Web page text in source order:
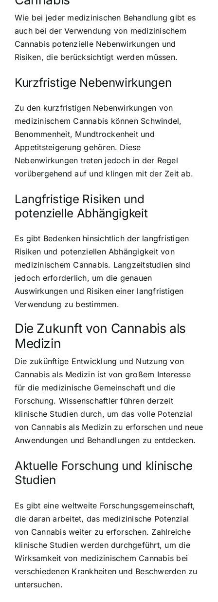
Wie bei jeder medizinischen Behandlung gibt es
auch bei der Verwendung von medizinischem
Cannabis potenzielle Nebenwirkungen und
Risiken, die berücksichtigt werden müssen.
Kurzfristige Nebenwirkungen
Zu den kurzfristigen Nebenwirkungen von
medizinischem Cannabis können Schwindel,
Benommenheit, Mundtrockenheit und
Appetitsteigerung gehören. Diese
Nebenwirkungen treten jedoch in der Regel
vorübergehend auf und klingen mit der Zeit ab.
Langfristige Risiken und
potenzielle Abhängigkeit
Es gibt Bedenken hinsichtlich der langfristigen
Risiken und potenziellen Abhängigkeit von
medizinischem Cannabis. Langzeitstudien sind
jedoch erforderlich, um die genauen
Auswirkungen und Risiken einer langfristigen
Verwendung zu bestimmen.
Die Zukunft von Cannabis als
Medizin
Die zukünftige Entwicklung und Nutzung von
Cannabis als Medizin ist von großem Interesse
für die medizinische Gemeinschaft und die
Forschung. Wissenschaftler führen derzeit
klinische Studien durch, um das volle Potenzial
von Cannabis als Medizin zu erforschen und neue
Anwendungen und Behandlungen zu entdecken.
Aktuelle Forschung und klinische
Studien
Es gibt eine weltweite Forschungsgemeinschaft,
die daran arbeitet, das medizinische Potenzial
von Cannabis weiter zu erforschen. Zahlreiche
klinische Studien werden durchgeführt, um die
Wirksamkeit von medizinischem Cannabis bei
verschiedenen Krankheiten und Beschwerden zu
untersuchen.